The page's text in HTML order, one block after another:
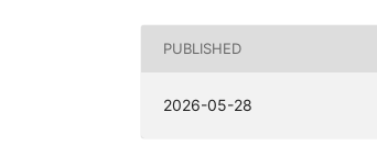
PUBLISHED
2026-05-28